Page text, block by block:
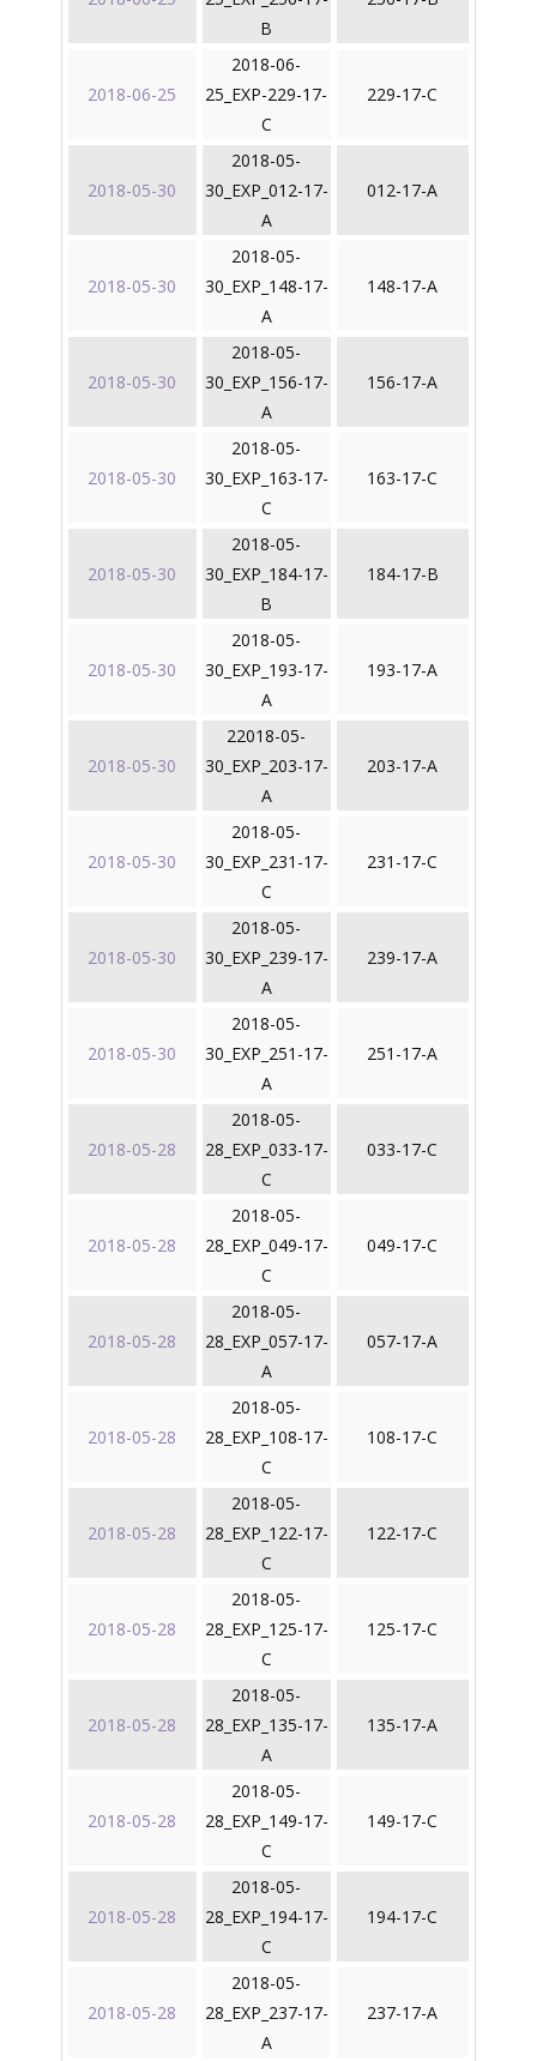
B
2018-06-25
2018-06-
25_EXP-229-17-
C
229-17-C
2018-05-30
2018-05-
30_EXP_012-17-
A
012-17-A
2018-05-30
2018-05-
30_EXP_148-17-
A
148-17-A
2018-05-30
2018-05-
30_EXP_156-17-
A
156-17-A
2018-05-30
2018-05-
30_EXP_163-17-
C
163-17-C
2018-05-30
2018-05-
30_EXP_184-17-
B
184-17-B
2018-05-30
2018-05-
30_EXP_193-17-
A
193-17-A
2018-05-30
22018-05-
30_EXP_203-17-
A
203-17-A
2018-05-30
2018-05-
30_EXP_231-17-
C
231-17-C
2018-05-30
2018-05-
30_EXP_239-17-
A
239-17-A
2018-05-30
2018-05-
30_EXP_251-17-
A
251-17-A
2018-05-28
2018-05-
28_EXP_033-17-
C
033-17-C
2018-05-28
2018-05-
28_EXP_049-17-
C
049-17-C
2018-05-28
2018-05-
28_EXP_057-17-
A
057-17-A
2018-05-28
2018-05-
28_EXP_108-17-
C
108-17-C
2018-05-28
2018-05-
28_EXP_122-17-
C
122-17-C
2018-05-28
2018-05-
28_EXP_125-17-
C
125-17-C
2018-05-28
2018-05-
28_EXP_135-17-
A
135-17-A
2018-05-28
2018-05-
28_EXP_149-17-
C
149-17-C
2018-05-28
2018-05-
28_EXP_194-17-
C
194-17-C
2018-05-28
2018-05-
28_EXP_237-17-
A
237-17-A